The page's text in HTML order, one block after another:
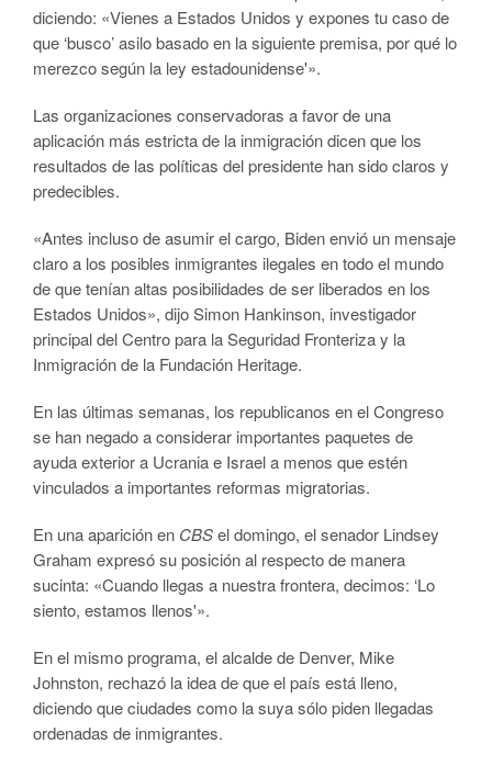
diciendo: «Vienes a Estados Unidos y expones tu caso de
que ‘busco’ asilo basado en la siguiente premisa, por qué lo
merezco según la ley estadounidense'».
Las organizaciones conservadoras a favor de una
aplicación más estricta de la inmigración dicen que los
resultados de las políticas del presidente han sido claros y
predecibles.
«Antes incluso de asumir el cargo, Biden envió un mensaje
claro a los posibles inmigrantes ilegales en todo el mundo
de que tenían altas posibilidades de ser liberados en los
Estados Unidos», dijo Simon Hankinson, investigador
principal del Centro para la Seguridad Fronteriza y la
Inmigración de la Fundación Heritage.
En las últimas semanas, los republicanos en el Congreso
se han negado a considerar importantes paquetes de
ayuda exterior a Ucrania e Israel a menos que estén
vinculados a importantes reformas migratorias.
En una aparición en CBSel domingo, el senador Lindsey
Graham expresó su posición al respecto de manera
sucinta: «Cuando llegas a nuestra frontera, decimos: ‘Lo
siento, estamos llenos'».
En el mismo programa, el alcalde de Denver, Mike
Johnston, rechazó la idea de que el país está lleno,
diciendo que ciudades como la suya sólo piden llegadas
ordenadas de inmigrantes.